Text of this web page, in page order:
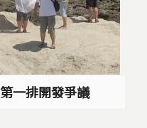
一排開發爭議